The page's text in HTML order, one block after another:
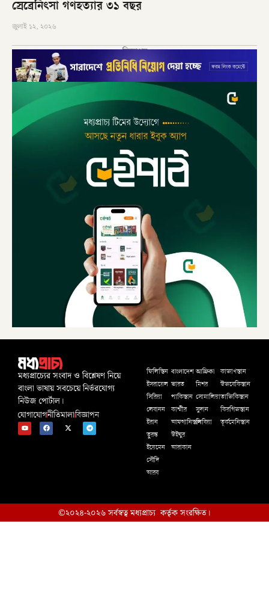
স্রেব্রেনিৎসা গণহত্যার ৩১ বছর
জুলাই ১২, ২০২৬
বিজ্ঞাপন
মধ্যপ্রাচ্যের সংবাদ ও বিশ্লেষণ নিয়ে
বাংলা ভাষায় সবচেয়ে নির্ভরযোগ্য
নিউজ পোর্টাল।
যোগাযোগনীতিমালাবিজ্ঞাপন
ফিলিস্তিন
ইসরায়েল
সিরিয়া
লেবানন
ইরান
তুরস্ক
ইয়েমেন
সৌদি
আরব
বাংলাদেশ
ভারত
পাকিস্তান
কাশ্মীর
আফগানিস্তান
উইঘুর
আরাকান
আফ্রিকা
মিশর
সোমালিয়া
সুদান
লিবিয়া
কাজাখস্তান
উজবেকিস্তান
তাজিকিস্তান
কিরগিজস্তান
তূর্কমেনিস্তান
©২০২৪-২০২৬ সর্বস্বত্ব মধ্যপ্রাচ্য কর্তৃক সংরক্ষিত।